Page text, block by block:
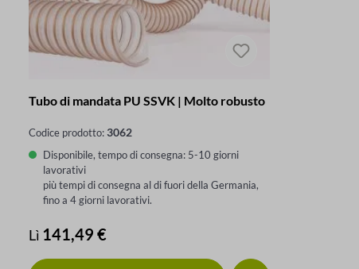
Tubo di mandata PU SSVK | Molto robusto
Codice prodotto:3062
Disponibile, tempo di consegna: 5-10 giorni
lavorativi
più tempi di consegna al di fuori della Germania,
fino a 4 giorni lavorativi.
Prezzo normale:
Lì 141,49 €